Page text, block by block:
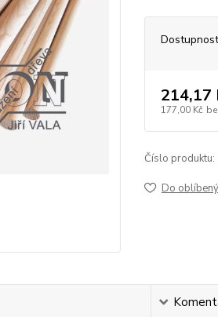
Dostupnost
214,17
177,00 Kč
Číslo produktu:
Do